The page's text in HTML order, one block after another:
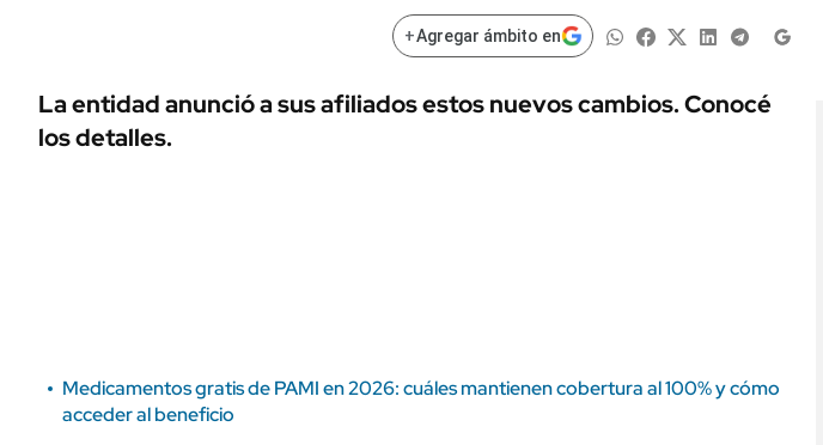
Municipios
AUTOS
+Agregar ámbito en
La entidad anunció a sus afiliados estos nuevos cambios. Conocé
los detalles.
Medicamentos gratis de PAMI en 2026: cuáles mantienen cobertura al 100% y cómo
acceder al beneficio